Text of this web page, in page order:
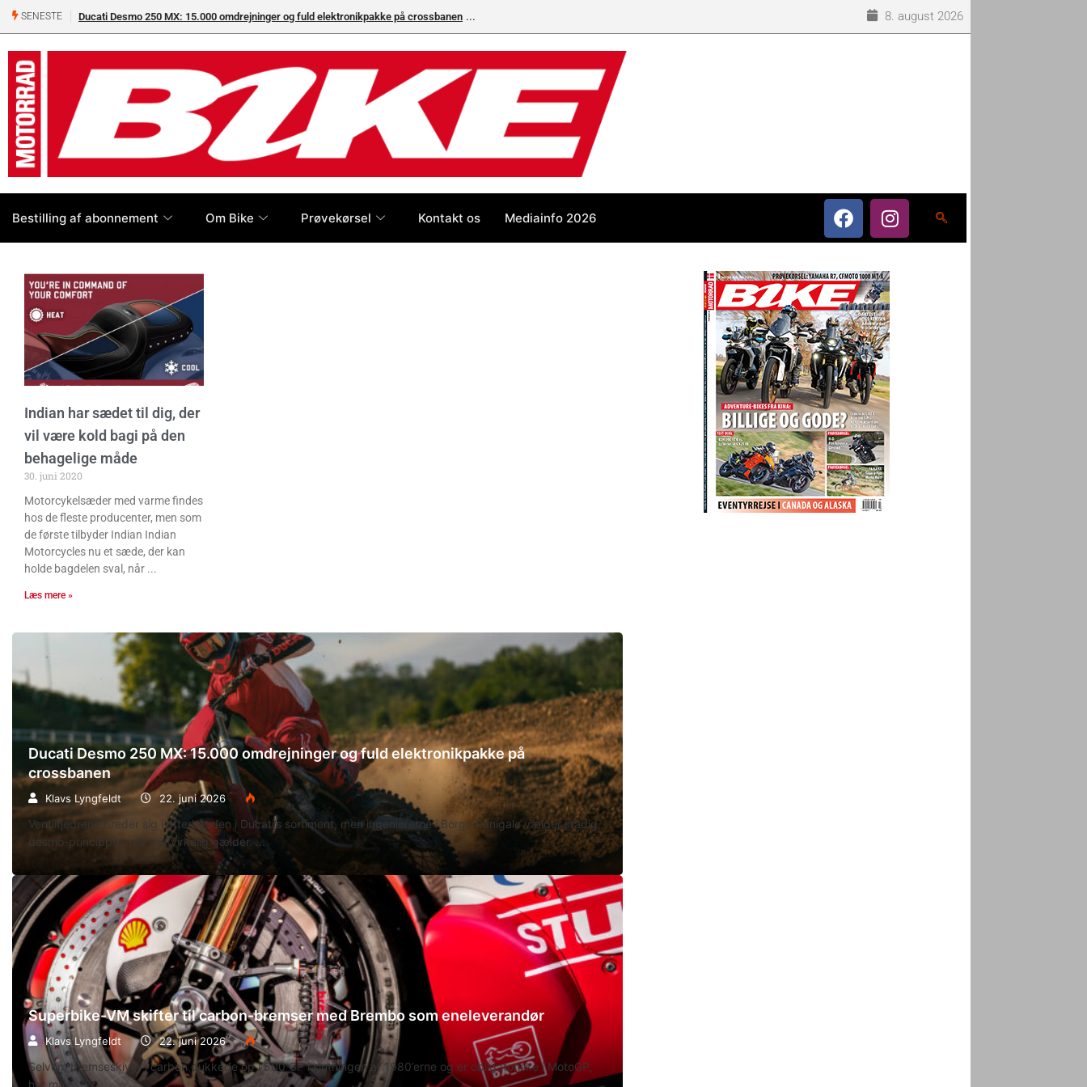
SENESTE
250 MX: 15.000 omdrejninger og fuld elektronikpakke på crossbanen Superbike-VM skifter til carbon-bremser med Brembo som eneleverandør 8. august 2026
Bestilling af abonnement Om Bike Prøvekørsel Kontakt os Mediainfo 2026
Indian har sædet til dig, der
vil være kold bagi på den
behagelige måde
30. juni 2020
Motorcykelsæder med varme findes
hos de fleste producenter, men som
de første tilbyder Indian Indian
Motorcycles nu et sæde, der kan
holde bagdelen sval, når
Læs mere »
Ducati Desmo 250 MX: 15.000 omdrejninger og fuld elektronikpakke på
crossbanen
Klavs Lyngfeldt 22. juni 2026
Ventilfjedrene breder sig i efterhånden i Ducati’s sortiment, men ingeniørerne i Borgo Panigale vælger stadig
desmo-princippet, når det virkelig gælder.
Superbike-VM skifter til carbon-bremser med Brembo som eneleverandør
Klavs Lyngfeldt 22. juni 2026
Selvom bremseskiver i carbon dukkede op i 500 GP i slutningen af 1980’erne og er obligatoriske i MotoGP,
har man